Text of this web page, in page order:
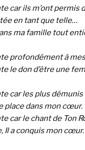
car ils m’ont permis
en tant que telle…
ma famille tout
profondément à
le don d’être une
car les plus
place dans mon cœur.
car le chant de Ton
Il a conquis mon cœur.